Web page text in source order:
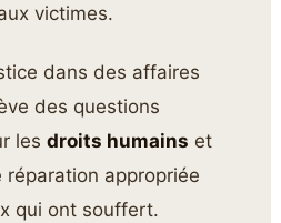
victimes.
dans des affaires
des questions
lesdroits humains et
réparation appropriée
qui ont souffert.